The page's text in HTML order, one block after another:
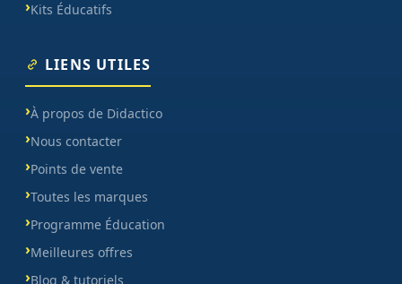
Kits Éducatifs
LIENS UTILES
À propos de Didactico
Nous contacter
Points de vente
Toutes les marques
Programme Éducation
Meilleures offres
Blog & tutoriels